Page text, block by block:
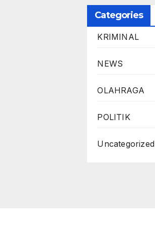
Categories
KRIMINAL
NEWS
OLAHRAGA
POLITIK
Uncategorized